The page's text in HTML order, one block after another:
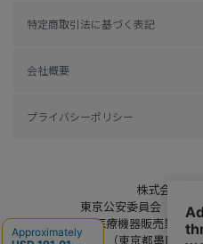
特定商取引法に基づく表記
会社概要
プライバシーポリシー
株式会社綿
東京公安委員会（許可
管理医療機器販売業 届
（東京都墨田区